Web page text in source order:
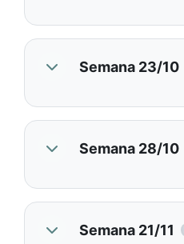
Semana 23/10
Semana 28/10
Semana 21/11